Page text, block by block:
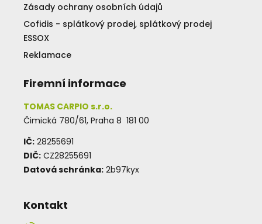
Zásady ochrany osobních údajů
Cofidis - splátkový prodej, splátkový prodej
ESSOX
Reklamace
Firemní informace
TOMAS CARPIO s.r.o.
Čimická 780/61, Praha 8 181 00
IČ: 28255691
DIČ: CZ28255691
Datová schránka: 2b97kyx
Kontakt